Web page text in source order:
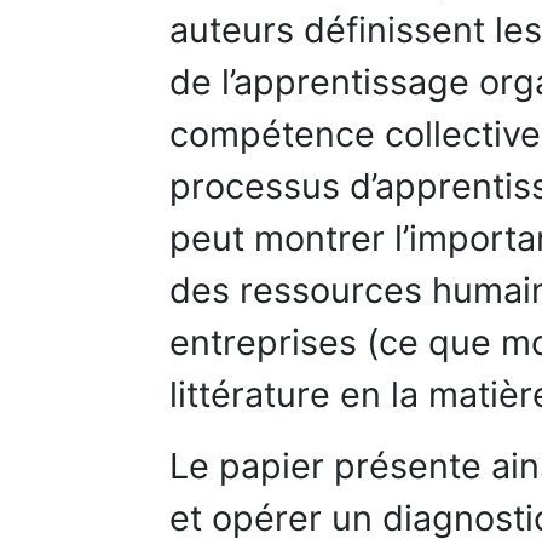
auteurs définissent
de l’apprentissage
compétence
processus
peut montrer
des ressources
entreprises (ce que
littérature en la
Le papier présente
et opérer un